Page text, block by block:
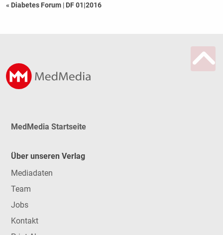
« Diabetes Forum | DF 01|2016
MedMedia Startseite
Über unseren Verlag
Mediadaten
Team
Jobs
Kontakt